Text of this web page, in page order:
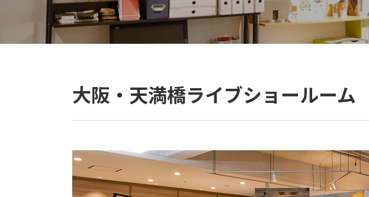
大阪・天満橋ライブショールーム